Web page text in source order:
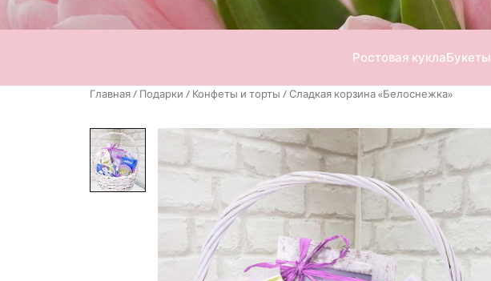
Ростовая куклаБукеты
Главная/ Подарки / Конфеты и торты / Сладкая корзина «Белоснежка»